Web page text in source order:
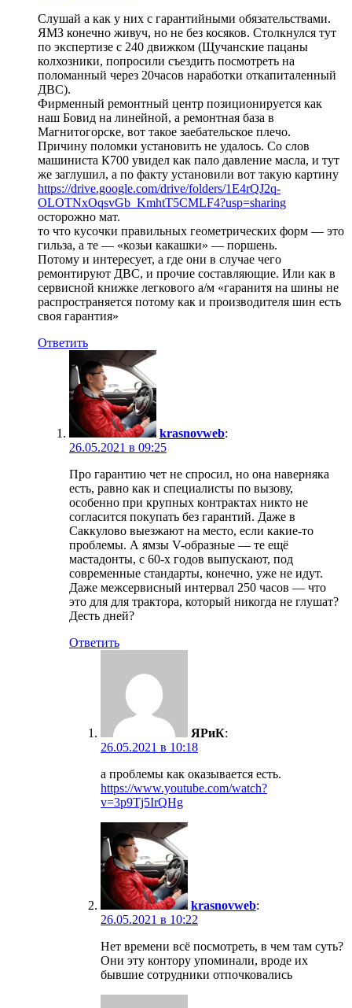
Слушай а как у них с гарантийными обязательствами.
ЯМЗ конечно живуч, но не без косяков. Столкнулся тут
по экспертизе с 240 движком (Щучанские пацаны
колхозники, попросили съездить посмотреть на
поломанный через 20часов наработки откапиталенный
ДВС).
Фирменный ремонтный центр позиционируется как
наш Бовид на линейной, а ремонтная база в
Магнитогорске, вот такое заебательское плечо.
Причину поломки установить не удалось. Со слов
машиниста К700 увидел как пало давление масла, и тут
же заглушил, а по факту установили вот такую картину
https://drive.google.com/drive/folders/1E4rQJ2q-
OLOTNxOqsvGb_KmhtT5CMLF4?usp=sharing
осторожно мат.
то что кусочки правильных геометрических форм — это
гильза, а те — «козьи какашки» — поршень.
Потому и интересует, а где они в случае чего
ремонтируют ДВС, и прочие составляющие. Или как в
сервисной книжке легкового а/м «гаранитя на шины не
распространяется потому как и производителя шин есть
своя гарантия»
Ответить
krasnovweb:
26.05.2021 в 09:25
Про гарантию чет не спросил, но она наверняка
есть, равно как и специалисты по вызову,
особенно при крупных контрактах никто не
согласится покупать без гарантий. Даже в
Саккулово выезжают на место, если какие-то
проблемы. А ямзы V-образные — те ещё
мастадонты, с 60-х годов выпускают, под
современные стандарты, конечно, уже не идут.
Даже межсервисный интервал 250 часов — что
это для для трактора, который никогда не глушат?
Десть дней?
Ответить
ЯРиК:
26.05.2021 в 10:18
а проблемы как оказывается есть.
https://www.youtube.com/watch?
v=3p9Tj5IrQHg
krasnovweb:
26.05.2021 в 10:22
Нет времени всё посмотреть, в чем там суть?
Они эту контору упоминали, вроде их
бывшие сотрудники отпочковались